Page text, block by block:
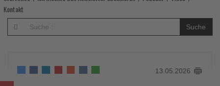
auf
deutsche
Kontakt
Suche
13.05.2026